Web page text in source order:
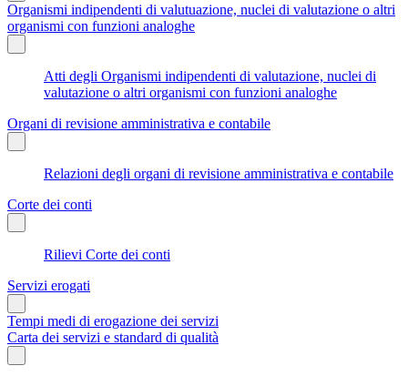
Organismi indipendenti di valutuazione, nuclei di valutazione o altri
organismi con funzioni analoghe
Atti degli Organismi indipendenti di valutazione, nuclei di
valutazione o altri organismi con funzioni analoghe
Organi di revisione amministrativa e contabile
Relazioni degli organi di revisione amministrativa e contabile
Corte dei conti
Rilievi Corte dei conti
Servizi erogati
Tempi medi di erogazione dei servizi
Carta dei servizi e standard di qualità